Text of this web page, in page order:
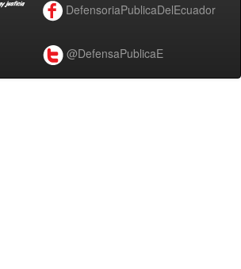
DefensoriaPublicaDelEcuador
@DefensaPublicaE